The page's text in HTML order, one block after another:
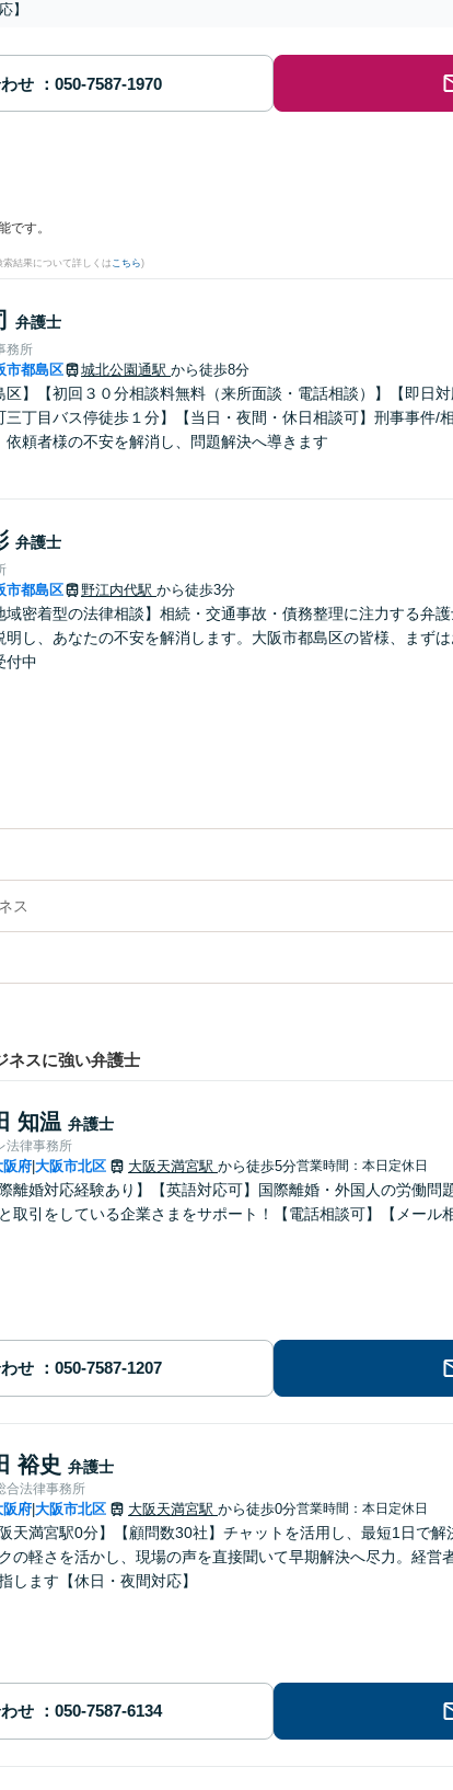
】
せ
です。
索結果について詳しくは こちら)
弁護士
務所
市都島区 城北公園通駅 から徒歩8分
区】【初回３０分相談料無料（来所面談・電話相談）】【即日
三丁目バス停徒歩１分】【当日・夜間・休日相談可】刑事事件/
依頼者様の不安を解消し、問題解決へ導きます
弁護士
市都島区 野江内代駅 から徒歩3分
域密着型の法律相談】相続・交通事故・債務整理に注力する弁
明し、あなたの不安を解消します。大阪市都島区の皆様、まず
付中
ス
ネスに強い弁護士
知温 弁護士
法律事務所
阪府 大阪市北区 大阪天満宮駅 から徒歩5分営業時間：本日定休日
際離婚対応経験あり】【英語対応可】国際離婚・外国人の労働
取引をしている企業さまをサポート！【電話相談可】【メール
せ
裕史 弁護士
合法律事務所
阪府 大阪市北区 大阪天満宮駅 から徒歩0分営業時間：本日定休日
阪天満宮駅0分】【顧問数30社】チャットを活用し、最短1日で
の軽さを活かし、現場の声を直接聞いて早期解決へ尽力。経
します【休日・夜間対応】
せ